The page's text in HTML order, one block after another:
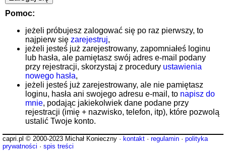
Pomoc:
jeżeli próbujesz zalogować się po raz pierwszy, to
najpierw się zarejestruj,
jeżeli jesteś już zarejestrowany, zapomniałeś loginu
lub hasła, ale pamiętasz swój adres e-mail podany
przy rejestracji, skorzystaj z procedury ustawienia
nowego hasła,
jeżeli jesteś już zarejestrowany, ale nie pamiętasz
loginu, hasła ani swojego adresu e-mail, to napisz do
mnie, podając jakiekolwiek dane podane przy
rejestracji (imię + nazwisko, telefon, itp), które pozwolą
ustalić Twoje konto.
capri.pl © 2000-2023 Michał Konieczny · kontakt · regulamin · polityka
prywatności · spis treści